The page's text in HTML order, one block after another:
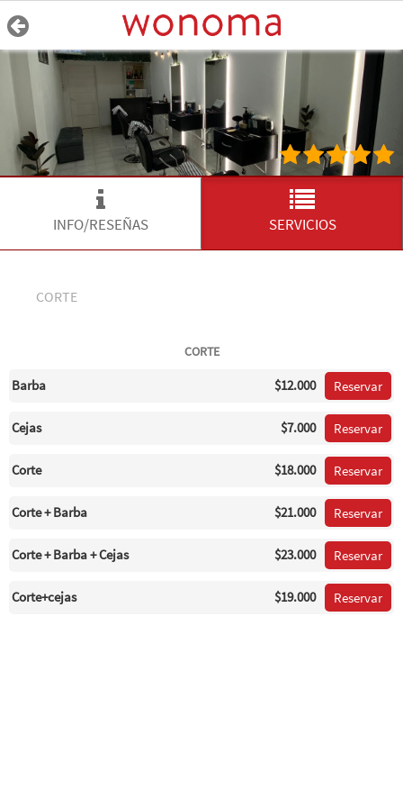
INFO/RESEÑAS SERVICIOS
CORTE
CORTE
Barba $12.000 Reservar
Cejas $7.000 Reservar
Corte $18.000 Reservar
Corte + Barba $21.000 Reservar
Corte + Barba + Cejas $23.000 Reservar
Corte+cejas $19.000 Reservar